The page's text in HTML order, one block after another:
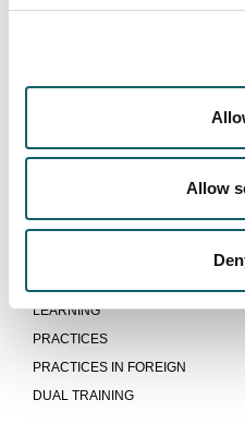
Allow
Programme
STUDY PROGRAMME
LEARNING
PRACTICES
PRACTICES IN FOREIGN
DUAL TRAINING